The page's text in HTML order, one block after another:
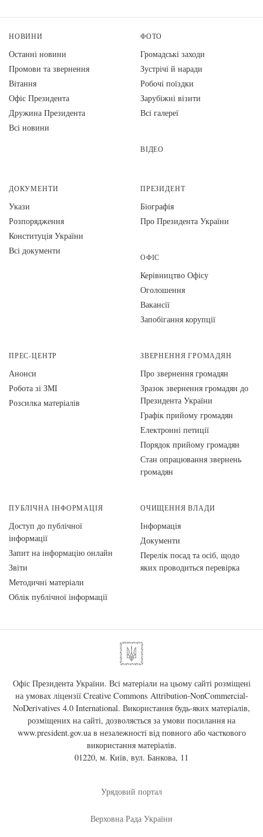
НОВИНИ
Останні новини
Промови та звернення
Вiтання
Офіс Президента
Дружина Президента
Всі новини
ФОТО
Громадські заходи
Зустрічі й наради
Робочі поїздки
Зарубіжні візити
Всі галереї
ВІДЕО
ДОКУМЕНТИ
Укази
Розпорядження
Конституція України
Всі документи
ПРЕЗИДЕНТ
Біографія
Про Президента України
ОФІС
Керівництво Офісу
Оголошення
Вакансії
Запобігання корупції
ПРЕС-ЦЕНТР
Анонси
Робота зі ЗМІ
Розсилка матеріалів
ЗВЕРНЕННЯ ГРОМАДЯН
Про звернення громадян
Зразок звернення громадян до
Президента України
Графік прийому громадян
Електронні петиції
Порядок прийому громадян
Стан опрацювання звернень
громадян
ПУБЛІЧНА ІНФОРМАЦІЯ
Доступ до публічної
інформації
Запит на інформацію онлайн
Звіти
Методичні матеріали
Облік публічної інформації
ОЧИЩЕННЯ ВЛАДИ
Інформація
Документи
Перелік посад та осіб, щодо
яких проводиться перевірка
Офіс Президента України. Всі матеріали на цьому сайті розміщені
на умовах ліцензії Creative Commons Attribution-NonCommercial-
NoDerivatives 4.0 International. Використання будь-яких матеріалів,
розміщених на сайті, дозволяється за умови посилання на
www.president.gov.uaв незалежності від повного або часткового
використання матеріалів.
01220, м. Київ, вул. Банкова, 11
Урядовий портал
Верховна Рада України